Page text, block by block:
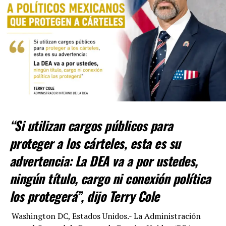
Mientras la mandataria capitalina daba dicho mensaje,
en su cuenta de X publicó la lista mencionada, con los
nombres de los 70 lesionados.
RELATED TOPICS:
UP NEXT
PIPAZO EN LA CONCORDIA: POTROS, REPARTIDORES DE
APPS Y TAXISTAS LLEVAN COMIDA A FAMILIARES DE
LESIONADOS
RESCATAN A 10 JÓVENES RECLUTADOS POR EL NARCO;
“Si utilizan cargos públicos para
proteger a los cárteles, esta es su
advertencia: La DEA va a por ustedes,
ningún título, cargo ni conexión política
los protegerá”, dijo Terry Cole
Washington DC, Estados Unidos.- La Administración